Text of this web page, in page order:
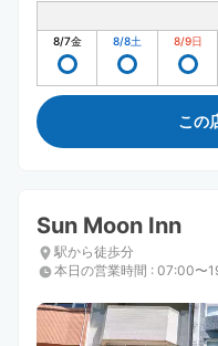
8/7金 8/8土 8/9日
この
Sun Moon Inn
駅から徒歩分
本日の営業時間 : 07:00〜